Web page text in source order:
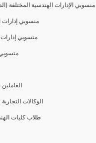
منسوبي إدارات
منسوبي إدارات
الوكالات
طلاب كليات